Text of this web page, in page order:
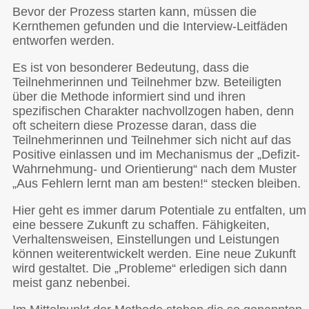
Bevor der Prozess starten kann, müssen die
Kernthemen gefunden und die Interview-Leitfäden
entworfen werden.
Es ist von besonderer Bedeutung, dass die
Teilnehmerinnen und Teilnehmer bzw. Beteiligten
über die Methode informiert sind und ihren
spezifischen Charakter nachvollzogen haben, denn
oft scheitern diese Prozesse daran, dass die
Teilnehmerinnen und Teilnehmer sich nicht auf das
Positive einlassen und im Mechanismus der „Defizit-
Wahrnehmung- und Orientierung“ nach dem Muster
„Aus Fehlern lernt man am besten!“ stecken bleiben.
Hier geht es immer darum Potentiale zu entfalten, um
eine bessere Zukunft zu schaffen. Fähigkeiten,
Verhaltensweisen, Einstellungen und Leistungen
können weiterentwickelt werden. Eine neue Zukunft
wird gestaltet. Die „Probleme“ erledigen sich dann
meist ganz nebenbei.